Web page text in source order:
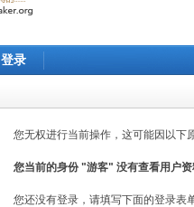
登录
您无权进行当前操作，这可能因以下
您当前的身份 "游客" 没有查看用户
您还没有登录，请填写下面的登录表